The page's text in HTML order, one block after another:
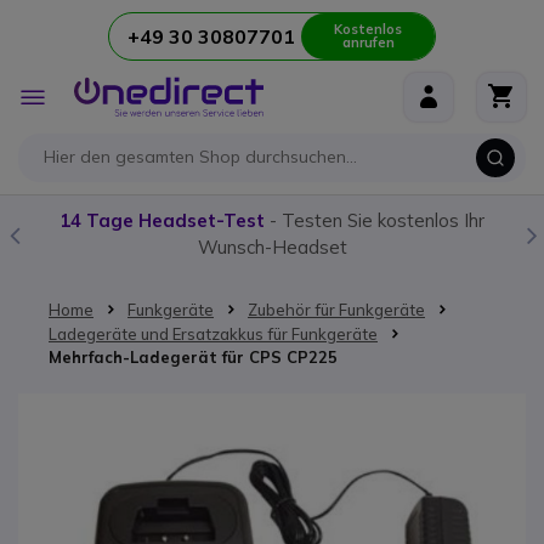
Zum Inhalt springen+49 30 30807701 Kostenlos
anrufen
Navigation
umschalten
14 Tage Headset-Test - Testen Sie kostenlos Ihr
Wunsch-Headset
Home Funkgeräte
Zubehör für Funkgeräte
Ladegeräte und Ersatzakkus für Funkgeräte
Mehrfach-Ladegerät für CPS CP225